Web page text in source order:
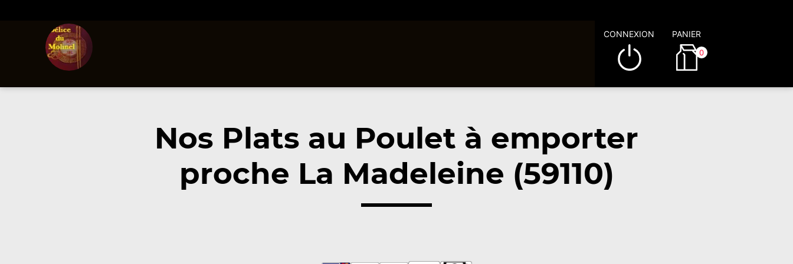
CONNEXION PANIER
0
Nos Plats au Poulet à emporter
proche La Madeleine (59110)